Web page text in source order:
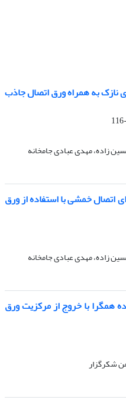
نازک به همراه ورق اتصال جاذب
زاده، مهدی عبادی جامخانه
خمشی با استفاده از ورق
زاده، مهدی عبادی جامخانه
همگرا با خروج از مرکزیت ورق
شکرگزار